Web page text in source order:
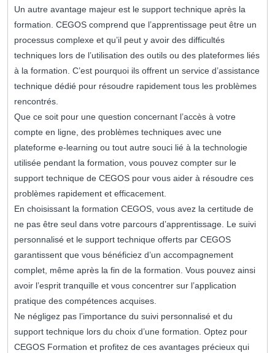
Un autre avantage majeur est le support technique après la
formation. CEGOS comprend que l’apprentissage peut être un
processus complexe et qu’il peut y avoir des difficultés
techniques lors de l’utilisation des outils ou des plateformes liés
à la formation. C’est pourquoi ils offrent un service d’assistance
technique dédié pour résoudre rapidement tous les problèmes
rencontrés.
Que ce soit pour une question concernant l’accès à votre
compte en ligne, des problèmes techniques avec une
plateforme e-learning ou tout autre souci lié à la technologie
utilisée pendant la formation, vous pouvez compter sur le
support technique de CEGOS pour vous aider à résoudre ces
problèmes rapidement et efficacement.
En choisissant la formation CEGOS, vous avez la certitude de
ne pas être seul dans votre parcours d’apprentissage. Le suivi
personnalisé et le support technique offerts par CEGOS
garantissent que vous bénéficiez d’un accompagnement
complet, même après la fin de la formation. Vous pouvez ainsi
avoir l’esprit tranquille et vous concentrer sur l’application
pratique des compétences acquises.
Ne négligez pas l’importance du suivi personnalisé et du
support technique lors du choix d’une formation. Optez pour
CEGOS Formation et profitez de ces avantages précieux qui